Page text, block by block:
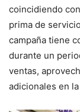
coincidiendo
prima de
campaña tiene
durante un
ventas,
adicionales en